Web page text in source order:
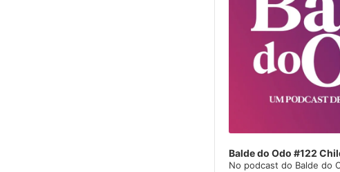
Balde do Odo #122
No podcast do Balde do